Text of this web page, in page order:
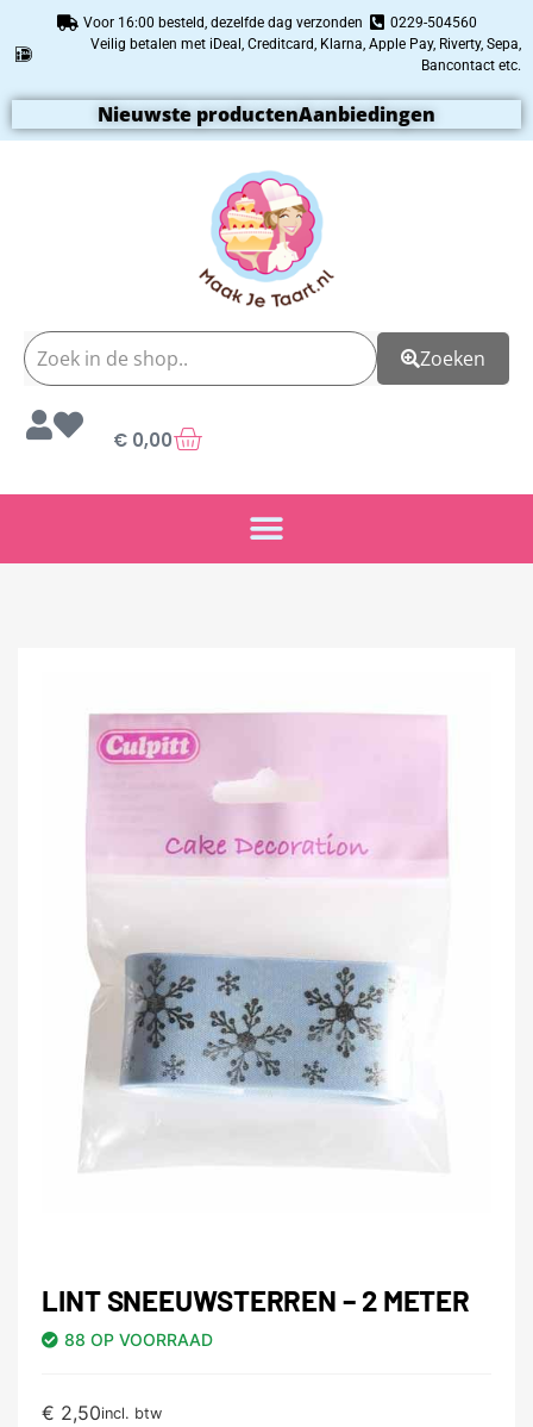
Voor 16:00 besteld, dezelfde dag verzonden
0229-504560
Veilig betalen met iDeal, Creditcard, Klarna, Apple Pay, Riverty, Sepa,
Bancontact etc.
Nieuwste productenAanbiedingen
Zoeken
€ 0,00
LINT SNEEUWSTERREN – 2 METER
88 OP VOORRAAD
€ 2,50incl. btw